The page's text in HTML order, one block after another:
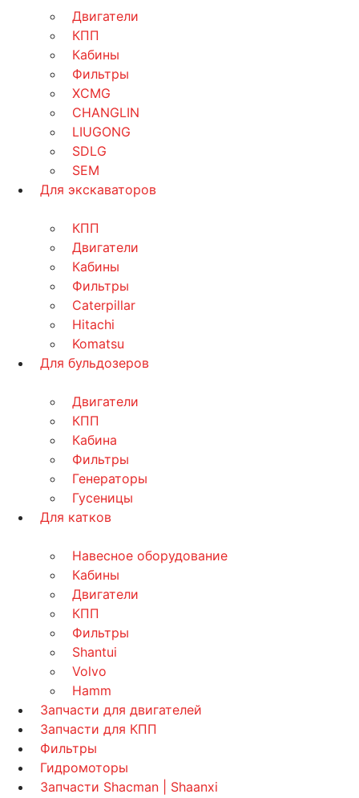
Двигатели
КПП
Кабины
Фильтры
XCMG
CHANGLIN
LIUGONG
SDLG
SEM
Для экскаваторов
КПП
Двигатели
Кабины
Фильтры
Caterpillar
Hitachi
Komatsu
Для бульдозеров
Двигатели
КПП
Кабина
Фильтры
Генераторы
Гусеницы
Для катков
Навесное оборудование
Кабины
Двигатели
КПП
Фильтры
Shantui
Volvo
Hamm
Запчасти для двигателей
Запчасти для КПП
Фильтры
Гидромоторы
Запчасти Shacman | Shaanxi